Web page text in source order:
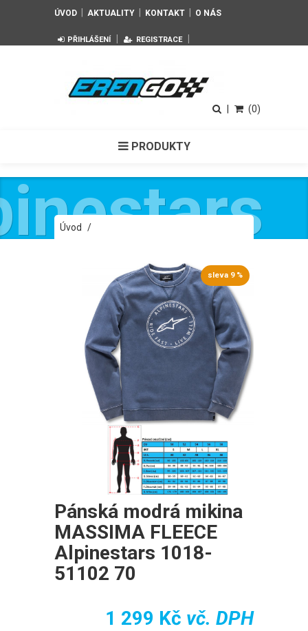
ÚVOD AKTUALITY KONTAKT O NÁS
PŘIHLÁŠENÍ REGISTRACE
(0)
PRODUKTY
Úvod /
Alpinestars 1018-51102 70
sleva 9 %
Pánská modrá mikina
MASSIMA FLEECE
Alpinestars 1018-
51102 70
1 299 Kč vč. DPH